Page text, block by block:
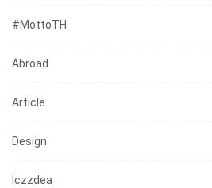
#mottoTH
Abroad
Article
Design
Iczzdea